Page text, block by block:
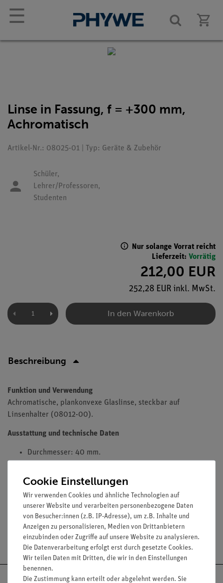
☰
Linse in Fassung, f = +300 mm,
Achromatisch
Artikel-Nr.: 08025-01 | Typ: Geräte & Zubehör
Schüler,
Lehrer/Professoren,
Studenten
Nur solange Vorrat reicht
Lieferzeit: Vorrätig
212,00 EUR
252,28 EUR inkl. MwSt.
In den Warenkorb
Beschreibung
Funktion und Verwendung
Achromatische, plankonvexe Glaslinse, steckbar auf
Linsenhalter (08012-00).
Ausstattung und technische Daten
Durchmesser: 40 mm.
Linsenhalter.
Versandkostenfrei ab 300,- €
Cookie Einstellungen
Wir verwenden Cookies und ähnliche Technologien auf
unserer Website und verarbeiten personenbezogene Daten
von Besucher:innen (z.B. IP-Adresse), um z.B. Inhalte und
Anzeigen zu personalisieren, Medien von Drittanbietern
einzubinden oder Zugriffe auf unsere Website zu analysieren.
Die Datenverarbeitung erfolgt erst durch gesetzte Cookies.
Wir teilen Daten mit Dritten, die wir in den Einstellungen
benennen.
Die Zustimmung kann erteilt oder abgelehnt werden. Sie